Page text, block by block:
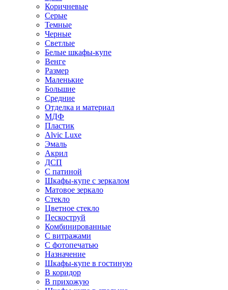
Коричневые
Серые
Темные
Черные
Светлые
Белые шкафы-купе
Венге
Размер
Маленькие
Большие
Средние
Отделка и материал
МДФ
Пластик
Alvic Luxe
Эмаль
Акрил
ДСП
С патиной
Шкафы-купе с зеркалом
Матовое зеркало
Стекло
Цветное стекло
Пескоструй
Комбинированные
С витражами
С фотопечатью
Назначение
Шкафы-купе в гостиную
В коридор
В прихожую